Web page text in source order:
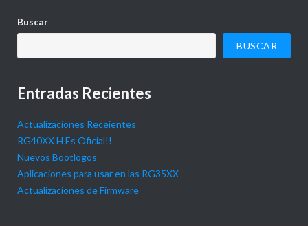
Buscar
BUSCAR
Entradas Recientes
Actualizaciones Receientes
RG40XX H Es Oficial!!
Nuevos Bootlogos
Aplicaciones para usar en las RG35XX
Actualizaciones de Firmware